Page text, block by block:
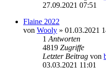
27.09.2021 07:51
Flaine 2022
von Wooly » 01.03.2021
1 Antworten
4819 Zugriffe
Letzter Beitrag von
03.03.2021 11:01